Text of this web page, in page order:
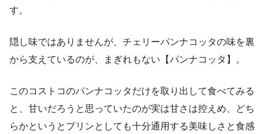
す。
隠し味ではありませんが、チェリーパンナコッタの味を裏
から支えているのが、まぎれもない【パンナコッタ】。
このコストコのパンナコッタだけを取り出して食べてみる
と、甘いだろうと思っていたのが実は甘さは控えめ、どち
らかというとプリンとしても十分通用する美味しさと食感